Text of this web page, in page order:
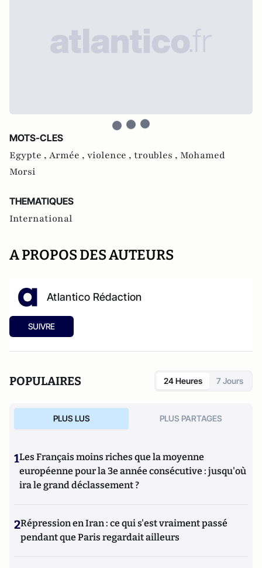
MOTS-CLES
Egypte , Armée , violence , troubles , Mohamed
Morsi
THEMATIQUES
International
A PROPOS DES AUTEURS
Atlantico Rédaction
SUIVRE
POPULAIRES 24 Heures 7 Jours
PLUS LUS PLUS PARTAGES
1Les Français moins riches que la moyenne
européenne pour la 3e année consécutive : jusqu'où
ira le grand déclassement ?
2Répression en Iran : ce qui s'est vraiment passé
pendant que Paris regardait ailleurs